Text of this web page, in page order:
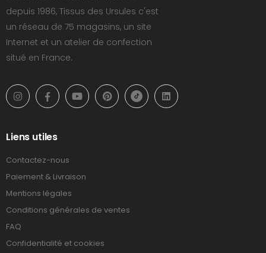
depuis 1986, Tissus des Ursules c'est
un réseau de 75 magasins, un site
Internet et un atelier de confection
situé en France.
Liens utiles
Contactez-nous
Paiement & Livraison
Mentions légales
Conditions générales de ventes
FAQ
Confidentialité et cookies